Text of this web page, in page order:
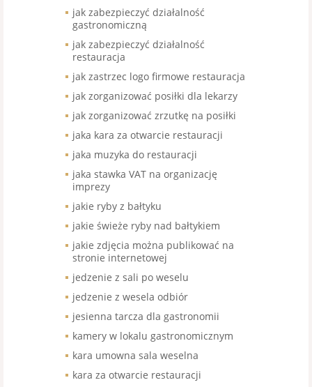
jak zabezpieczyć działalność
gastronomiczną
jak zabezpieczyć działalność
restauracja
jak zastrzec logo firmowe restauracja
jak zorganizować posiłki dla lekarzy
jak zorganizować zrzutkę na posiłki
jaka kara za otwarcie restauracji
jaka muzyka do restauracji
jaka stawka VAT na organizację
imprezy
jakie ryby z bałtyku
jakie świeże ryby nad bałtykiem
jakie zdjęcia można publikować na
stronie internetowej
jedzenie z sali po weselu
jedzenie z wesela odbiór
jesienna tarcza dla gastronomii
kamery w lokalu gastronomicznym
kara umowna sala weselna
kara za otwarcie restauracji